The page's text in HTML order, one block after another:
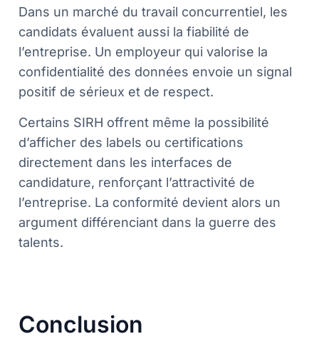
Dans un marché du travail concurrentiel, les
candidats évaluent aussi la fiabilité de
l’entreprise. Un employeur qui valorise la
confidentialité des données envoie un signal
positif de sérieux et de respect.
Certains SIRH offrent même la possibilité
d’afficher des labels ou certifications
directement dans les interfaces de
candidature, renforçant l’attractivité de
l’entreprise. La conformité devient alors un
argument différenciant dans la guerre des
talents.
Conclusion